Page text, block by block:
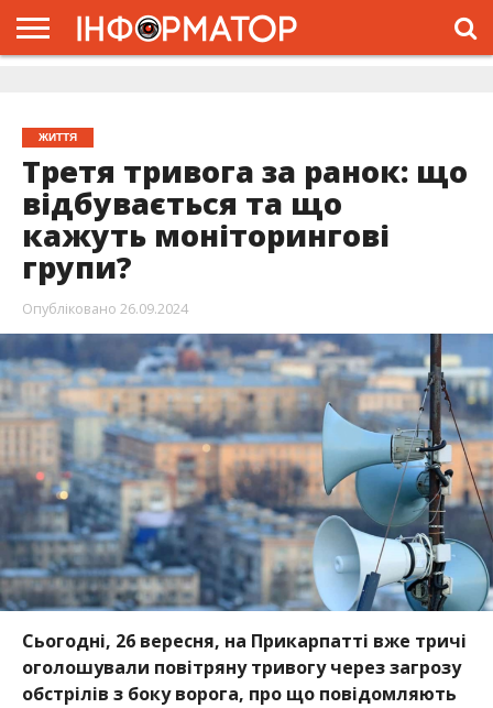
ЖИТТЯ
Третя тривога за ранок: що
відбувається та що
кажуть моніторингові
групи?
Опубліковано 26.09.2024
Сьогодні, 26 вересня, на Прикарпатті вже тричі
оголошували повітряну тривогу через загрозу
обстрілів з боку ворога, про що повідомляють